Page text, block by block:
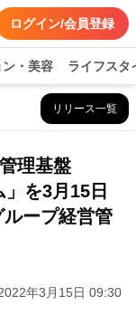
ログイン/会員登録
・美容 ライフスタ
リリース一覧
理基盤
を3月15日
ープ経営管
年3月15日 09:30